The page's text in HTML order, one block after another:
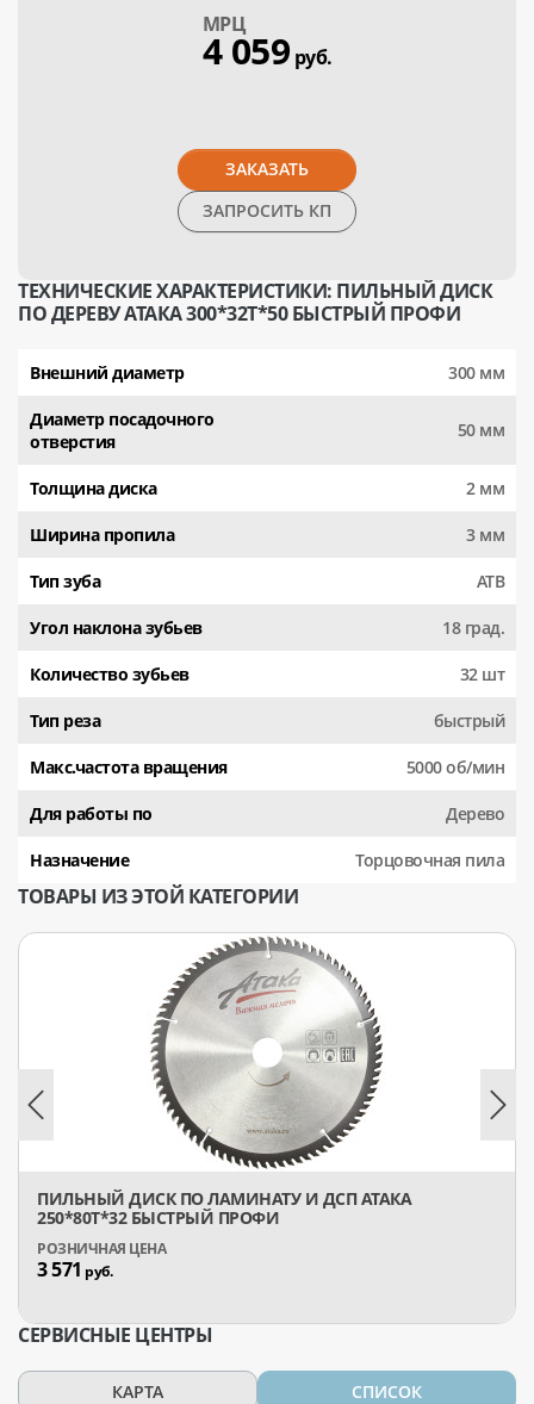
МPЦ
4 059 руб.
ЗАКАЗАТЬ
ЗАПРОСИТЬ КП
ТЕХНИЧЕСКИЕ ХАРАКТЕРИСТИКИ: ПИЛЬНЫЙ ДИСК
ПО ДЕРЕВУ АТАКА 300*32T*50 БЫСТРЫЙ ПРОФИ
Внешний диаметр 300 мм
Диаметр посадочного
отверстия
50 мм
Толщина диска 2 мм
Ширина пропила 3 мм
Тип зуба АТВ
Угол наклона зубьев 18 град.
Количество зубьев 32 шт
Тип реза быстрый
Макс.частота вращения 5000 об/мин
Для работы по Дерево
Назначение Торцовочная пила
ТОВАРЫ ИЗ ЭТОЙ КАТЕГОРИИ
ПИЛЬНЫЙ ДИСК ПО ЛАМИНАТУ И ДСП АТАКА
250*80T*32 БЫСТРЫЙ ПРОФИ
3 571 руб.
СЕРВИСНЫЕ ЦЕНТРЫ
КАРТА СПИСОК